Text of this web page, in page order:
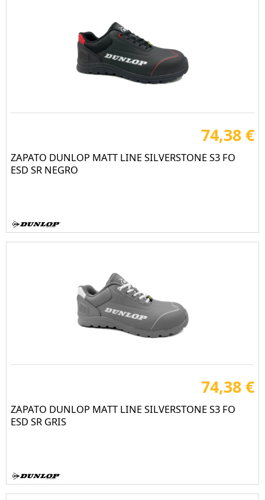
74,38 €
ZAPATO DUNLOP MATT LINE SILVERSTONE S3 FO
ESD SR NEGRO
74,38 €
ZAPATO DUNLOP MATT LINE SILVERSTONE S3 FO
ESD SR GRIS